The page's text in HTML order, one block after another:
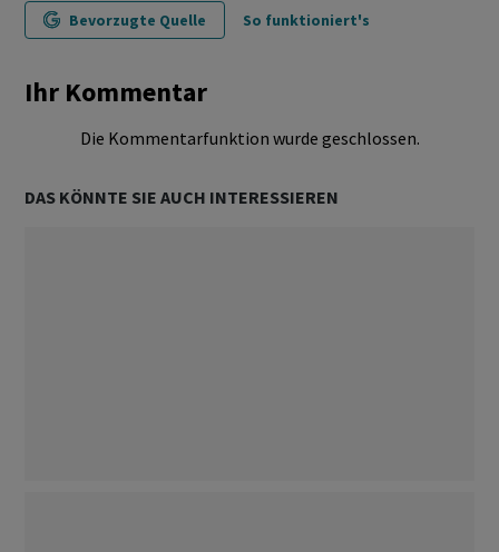
Bevorzugte Quelle So funktioniert's
Ihr Kommentar
Die Kommentarfunktion wurde geschlossen.
DAS KÖNNTE SIE AUCH INTERESSIEREN